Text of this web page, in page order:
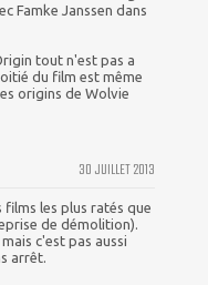
Famke Janssen dans
tout n'est pas a
du film est même
origins de Wolvie
30 JUILLET 2013
les plus ratés que
de démolition).
c'est pas aussi
arrêt.